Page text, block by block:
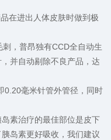
在进出人体皮肤时做到极
，普昂独有CCD全自动生
并自动剔除不良产品，达
0.20毫米针管外管径，同时
素治疗的最佳部位是皮下
岛素更好吸收，我们建议